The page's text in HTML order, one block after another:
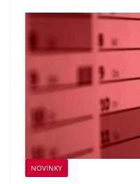
NOVINKY